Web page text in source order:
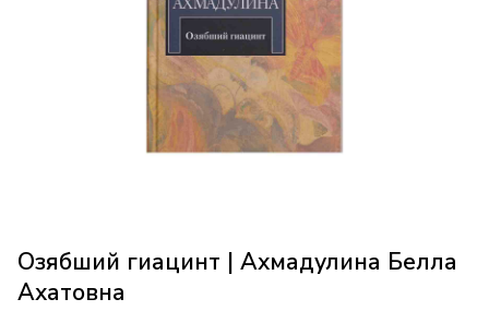
Озябший гиацинт | Ахмадулина Белла
Ахатовна